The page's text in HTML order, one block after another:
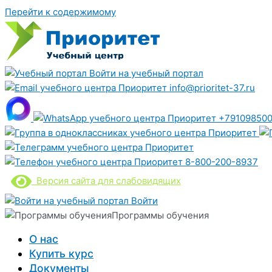
Перейти к содержимому
Войти на учебный портал
info@prioritet-37.ru
8-800-200-8937
Версия сайта для слабовидящих
Войти
Программы обучения
О нас
Купить курс
Документы